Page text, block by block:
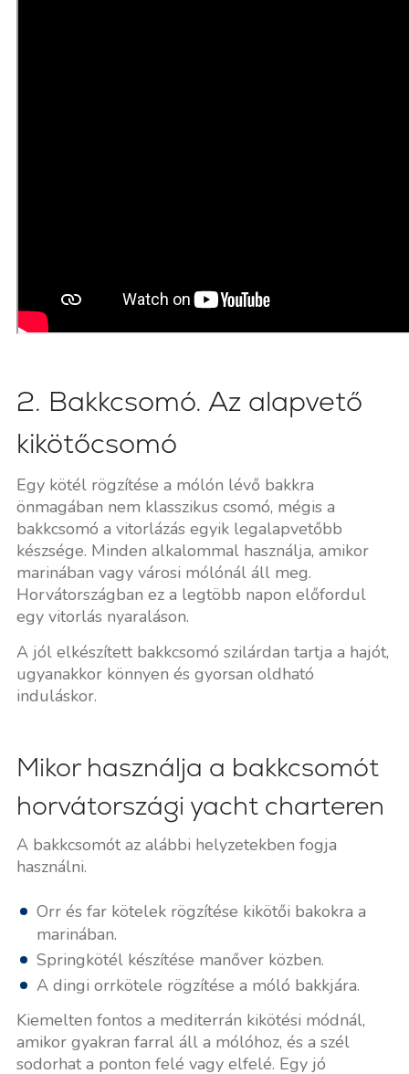
2. Bakkcsomó. Az alapvető
kikötőcsomó
Egy kötél rögzítése a mólón lévő bakkra
önmagában nem klasszikus csomó, mégis a
bakkcsomó a vitorlázás egyik legalapvetőbb
készsége. Minden alkalommal használja, amikor
marinában vagy városi mólónál áll meg.
Horvátországban ez a legtöbb napon előfordul
egy vitorlás nyaraláson.
A jól elkészített bakkcsomó szilárdan tartja a hajót,
ugyanakkor könnyen és gyorsan oldható
induláskor.
Mikor használja a bakkcsomót
horvátországi yacht charteren
A bakkcsomót az alábbi helyzetekben fogja
használni.
Orr és far kötelek rögzítése kikötői bakokra a
marinában.
Springkötél készítése manőver közben.
A dingi orrkötele rögzítése a móló bakkjára.
Kiemelten fontos a mediterrán kikötési módnál,
amikor gyakran farral áll a mólóhoz, és a szél
sodorhat a ponton felé vagy elfelé. Egy jó